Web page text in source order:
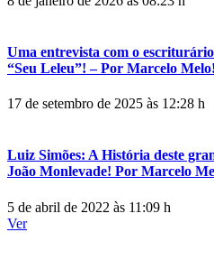
Uma entrevista com o
“Seu Leleu”! – Por Marcelo Melo!
17 de setembro de 2025 às 12:28 h
Luiz Simões: A História deste
João Monlevade! Por Marcelo
5 de abril de 2022 às 11:09 h
Ver